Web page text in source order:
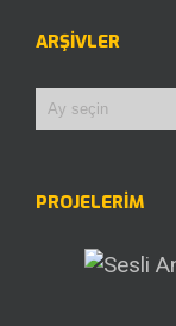
ARŞIVLER
Arşivler
PROJELERİM